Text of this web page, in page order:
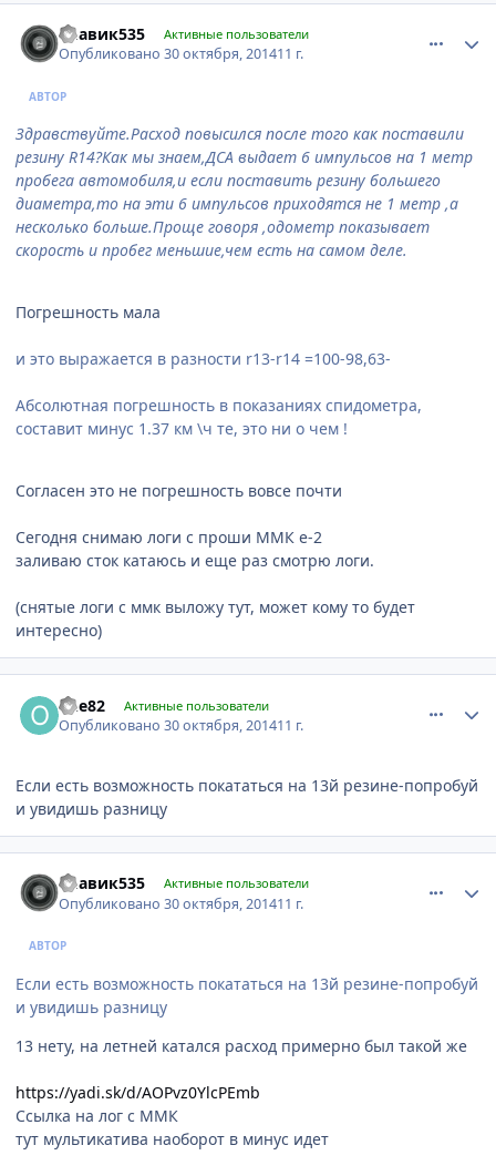
Славик535 Активные пользователи
Опубликовано30 октября, 201411 г.
АВТОР
Здравствуйте.Расход повысился после того как поставили
резину R14?Как мы знаем,ДСА выдает 6 импульсов на 1 метр
пробега автомобиля,и если поставить резину большего
диаметра,то на эти 6 импульсов приходятся не 1 метр ,а
несколько больше.Проще говоря ,одометр показывает
скорость и пробег меньшие,чем есть на самом деле.
Погрешность мала
и это выражается в разности r13-r14 =100-98,63-
Абсолютная погрешность в показаниях спидометра,
составит минус 1.37 км \ч те, это ни о чем !
Согласен это не погрешность вовсе почти
Сегодня снимаю логи с проши ММК е-2
заливаю сток катаюсь и еще раз смотрю логи.
(снятые логи с ммк выложу тут, может кому то будет
интересно)
one82 Активные пользователи
Опубликовано30 октября, 201411 г.
Если есть возможность покататься на 13й резине-попробуй
и увидишь разницу
Славик535 Активные пользователи
Опубликовано30 октября, 201411 г.
АВТОР
Если есть возможность покататься на 13й резине-попробуй
и увидишь разницу
13 нету, на летней катался расход примерно был такой же
https://yadi.sk/d/AOPvz0YlcPEmb
Ссылка на лог с ММК
тут мультикатива наоборот в минус идет